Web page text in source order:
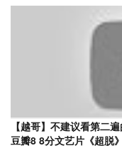
【越哥】不建议看第二
豆瓣8 8分文艺片《超脱》